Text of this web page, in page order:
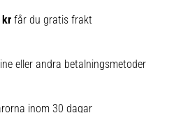
kr får du gratis frakt
eller andra betalningsmetoder
inom 30 dagar